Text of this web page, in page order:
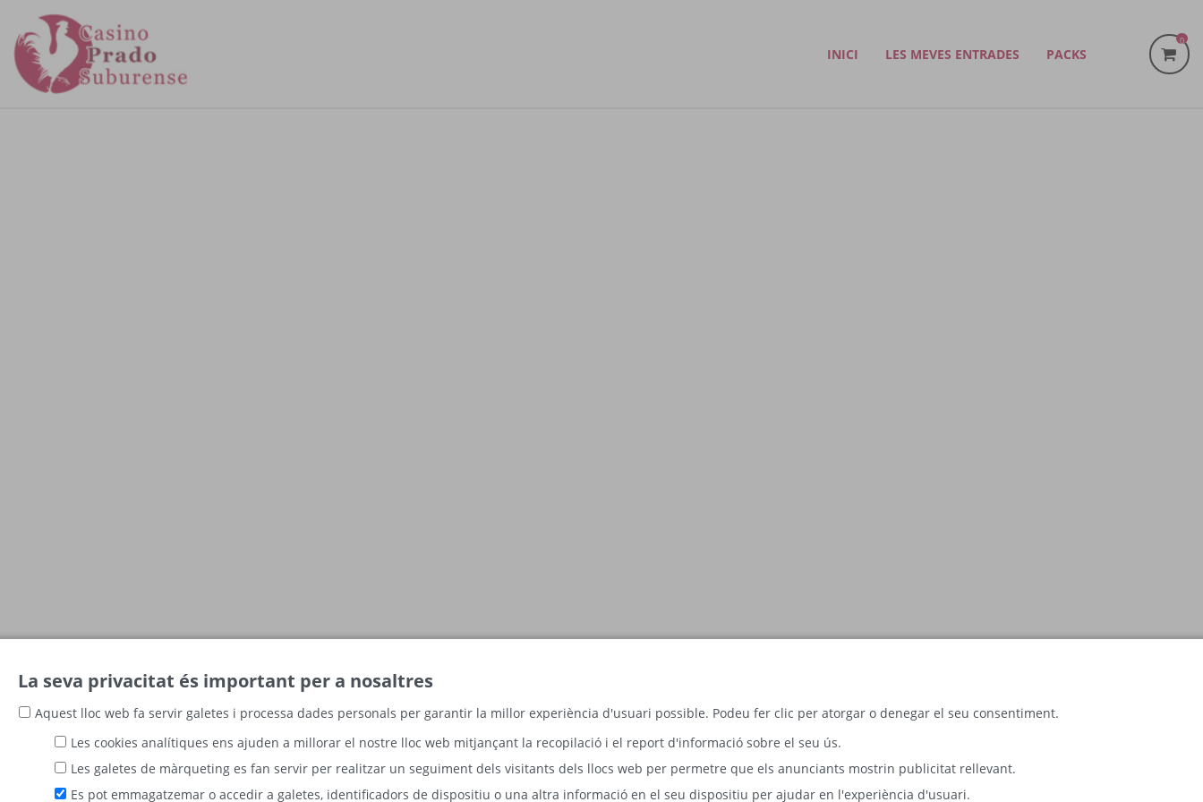
0
INICI LES MEVES ENTRADES PACKS
La seva privacitat és important per a nosaltres
Aquest lloc web fa servir galetes i processa dades personals per garantir la millor experiència d'usuari possible. Podeu fer clic per atorgar o denegar el seu consentiment.
Les cookies analítiques ens ajuden a millorar el nostre lloc web mitjançant la recopilació i el report d'informació sobre el seu ús.
Les galetes de màrqueting es fan servir per realitzar un seguiment dels visitants dels llocs web per permetre que els anunciants mostrin publicitat rellevant.
Es pot emmagatzemar o accedir a galetes, identificadors de dispositiu o una altra informació en el seu dispositiu per ajudar en l'experiència d'usuari.